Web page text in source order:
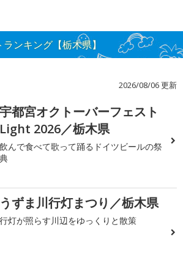
ンキング【栃木県】
2026/08/06 更新
宇都宮オクトーバーフェスト
Light 2026／栃木県
飲んで食べて歌って踊るドイツビールの祭
典
うずま川行灯まつり／栃木県
行灯が照らす川辺をゆっくりと散策